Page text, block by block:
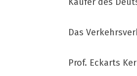
Das
Prof. Eckarts